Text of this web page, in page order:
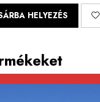
HELYEZÉS